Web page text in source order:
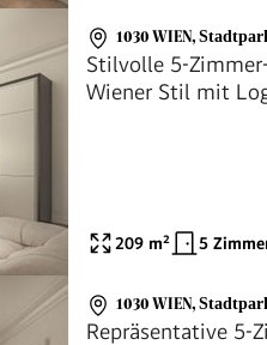
1030 WIEN,
Stilvolle 5-
Wiener Stil mit
209 m² 5
1030 WIEN,
Repräsentative 5-